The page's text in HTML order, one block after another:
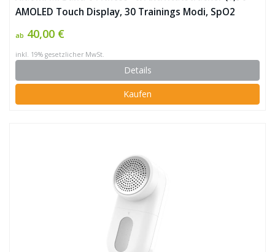
AMOLED Touch Display, 30 Trainings Modi, SpO2
tracking, Schlaf- & Pulsüberwachung, bis zu 14 Tage
Akkulaufzeit, 5ATM, Mi Fit o. Mi Wear App) ✪
ab 40,00 €
inkl. 19% gesetzlicher MwSt.
Details
Kaufen